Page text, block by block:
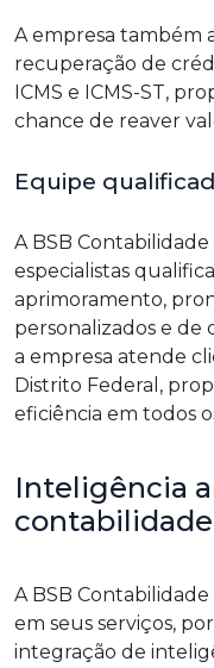
A empresa também
recuperação de
ICMS e ICMS-ST,
chance de reaver
Equipe
A BSB
especialistas
aprimoramento,
personalizados e de
a empresa atende
Distrito Federal,
eficiência em todos
Inteligência
A BSB
em seus serviços,
integração de